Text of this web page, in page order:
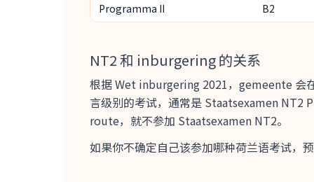
Programma II
B2
NT2 和 inburgering 的关系
根据 Wet inburgering 2021，gemeente 会
言级别的考试，通常是 Staatsexamen NT2
route，就不参加 Staatsexamen NT2。
如果你不确定自己该参加哪种荷兰语考试，